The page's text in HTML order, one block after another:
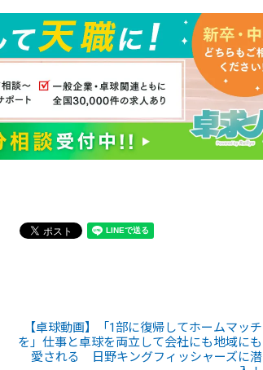
【卓球動画】「1部に復帰してホームマッチ
を」仕事と卓球を両立して会社にも地域にも
愛される 日野キングフィッシャーズに潜